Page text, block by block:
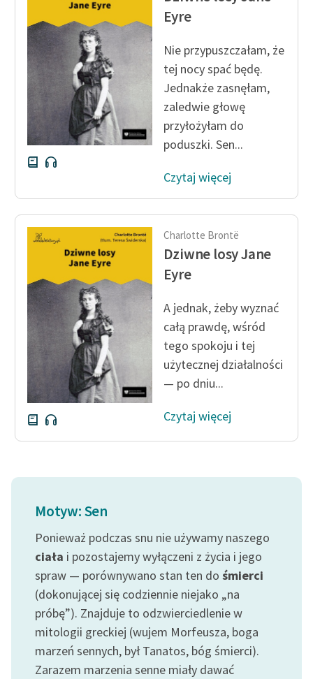
sprawozdania finansowe
Regulamin darowizn
Informacja o treściach
wrażliwych
Deklaracja dostępności
Eyre
Nie przypuszczałam, że
tej nocy spać będę.
Jednakże zasnęłam,
zaledwie głowę
przyłożyłam do
poduszki. Sen...
Czytaj więcej
Charlotte Brontë
Dziwne losy Jane
Eyre
A jednak, żeby wyznać
całą prawdę, wśród
tego spokoju i tej
użytecznej działalności
— po dniu...
Czytaj więcej
Motyw: Sen
Ponieważ podczas snu nie używamy naszego
ciała i pozostajemy wyłączeni z życia i jego
spraw — porównywano stan ten do śmierci
(dokonującej się codziennie niejako „na
próbę”). Znajduje to odzwierciedlenie w
mitologii greckiej (wujem Morfeusza, boga
marzeń sennych, był Tanatos, bóg śmierci).
Zarazem marzenia senne miały dawać